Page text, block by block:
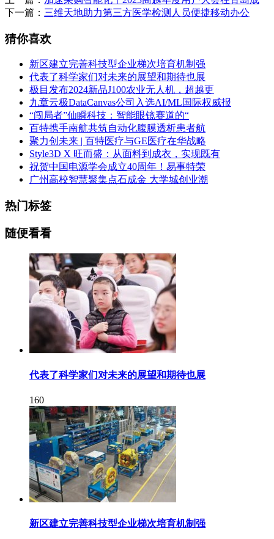
下一篇： 三维天地助力第三方医学检测人员便捷移动办公
猜你喜欢
新区建立完善科技型企业梯次培育机制强
代表了科学家们对未来的展望和期待也展
极目发布2024新品J100农业无人机，超越更
九章云极DataCanvas公司入选AI/ML国际权威报
“闯局者”仙瞬科技：智能眼镜赛道的“
百特携手南航共筑自动化腹膜透析患者航
聚力创未来 | 百特医疗与GE医疗在华战略
Style3D X 旺而盛：从面料到成衣，实现既有
祝贺中国电源学会成立40周年！易事特荣
广州高校智慧聚集点石成金 大学城创业潮
热门标签
随便看看
代表了科学家们对未来的展望和期待也展
160
新区建立完善科技型企业梯次培育机制强